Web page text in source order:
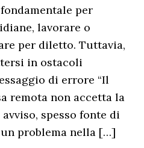
per
lavorare o
per diletto. Tuttavia,
in ostacoli
di errore “Il
remota non accetta la
spesso fonte di
problema nella […]